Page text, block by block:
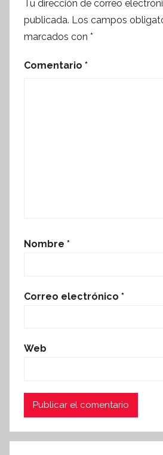
Tu dirección de correo
publicada. Los campos
marcados con *
Comentario *
Nombre *
Correo electrónico *
Web